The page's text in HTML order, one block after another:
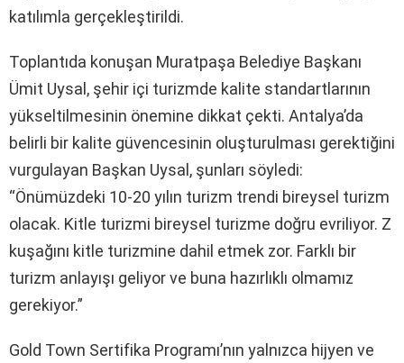
katılımla gerçekleştirildi.
Toplantıda konuşan Muratpaşa Belediye Başkanı
Ümit Uysal, şehir içi turizmde kalite standartlarının
yükseltilmesinin önemine dikkat çekti. Antalya’da
belirli bir kalite güvencesinin oluşturulması gerektiğini
vurgulayan Başkan Uysal, şunları söyledi:
“Önümüzdeki 10-20 yılın turizm trendi bireysel turizm
olacak. Kitle turizmi bireysel turizme doğru evriliyor. Z
kuşağını kitle turizmine dahil etmek zor. Farklı bir
turizm anlayışı geliyor ve buna hazırlıklı olmamız
gerekiyor.”
Gold Town Sertifika Programı’nın yalnızca hijyen ve